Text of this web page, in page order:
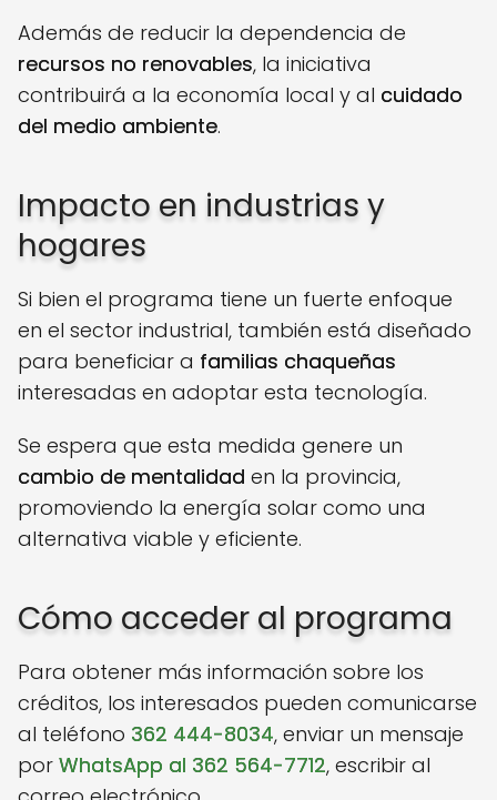
Además de reducir la dependencia de
recursos no renovables, la iniciativa
contribuirá a la economía local y al cuidado
del medio ambiente.
Impacto en industrias y
hogares
Si bien el programa tiene un fuerte enfoque
en el sector industrial, también está diseñado
para beneficiar a familias chaqueñas
interesadas en adoptar esta tecnología.
Se espera que esta medida genere un
cambio de mentalidad en la provincia,
promoviendo la energía solar como una
alternativa viable y eficiente.
Cómo acceder al programa
Para obtener más información sobre los
créditos, los interesados pueden comunicarse
al teléfono 362 444-8034, enviar un mensaje
por WhatsApp al 362 564-7712, escribir al